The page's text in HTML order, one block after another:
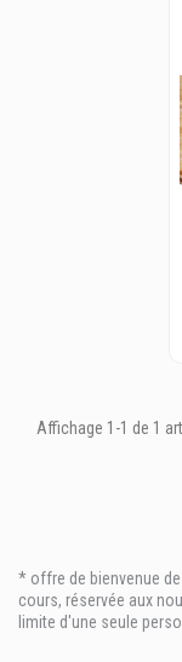
Affichage 1-1 de 1
* offre de bienvenue
cours, réservée aux
limite d'une seule